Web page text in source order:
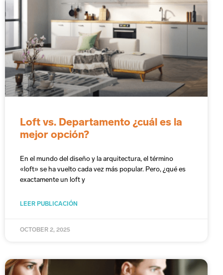
Loft vs. Departamento ¿cuál es la
mejor opción?
En el mundo del diseño y la arquitectura, el término
«loft» se ha vuelto cada vez más popular. Pero, ¿qué es
exactamente un loft y
LEER PUBLICACIÓN
OCTOBER 2, 2025